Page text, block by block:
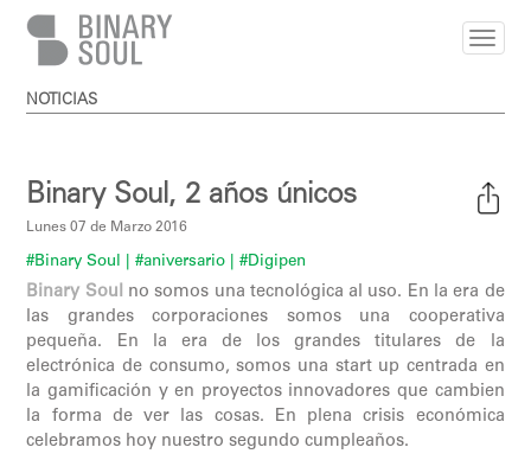
Pasar al contenido principal
NOTICIAS
Binary Soul, 2 años únicos
Lunes 07 de Marzo 2016
#Binary Soul | #aniversario
| #Digipen
Binary Soul no somos una tecnológica al uso. En la era de
las grandes corporaciones somos una cooperativa
pequeña. En la era de los grandes titulares de la
electrónica de consumo, somos una start up centrada en
la gamificación y en proyectos innovadores que cambien
la forma de ver las cosas. En plena crisis económica
celebramos hoy nuestro segundo cumpleaños.